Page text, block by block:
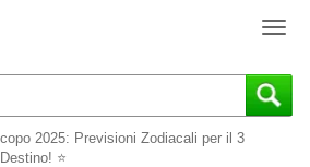
T
g
g
2025: Previsioni Zodiacali per il 3
⭐